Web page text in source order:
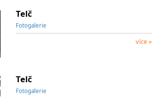
Telč
Fotogalerie
více »
Telč
Fotogalerie